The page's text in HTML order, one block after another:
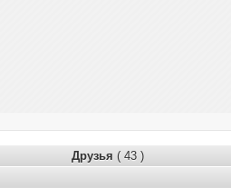
Друзья ( 43 )